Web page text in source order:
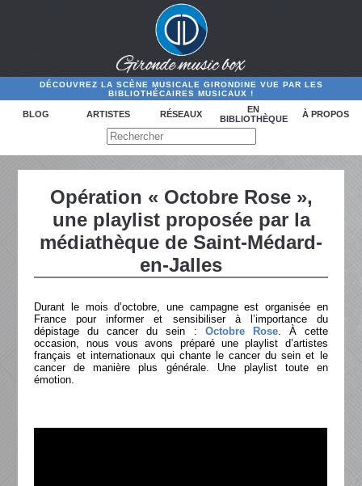
DÉCOUVREZ LA SCÈNE MUSICALE GIRONDINE VUE PAR LES
BIBLIOTHÉCAIRES MUSICAUX !
BLOG ARTISTES RÉSEAUX
EN
BIBLIOTHÈQUE
À PROPOS
Opération « Octobre Rose »,
une playlist proposée par la
médiathèque de Saint-Médard-
en-Jalles
Durant le mois d’octobre, une campagne est organisée en
France pour informer et sensibiliser à l’importance du
dépistage du cancer du sein : Octobre Rose. À cette
occasion, nous vous avons préparé une playlist d’artistes
français et internationaux qui chante le cancer du sein et le
cancer de manière plus générale. Une playlist toute en
émotion.